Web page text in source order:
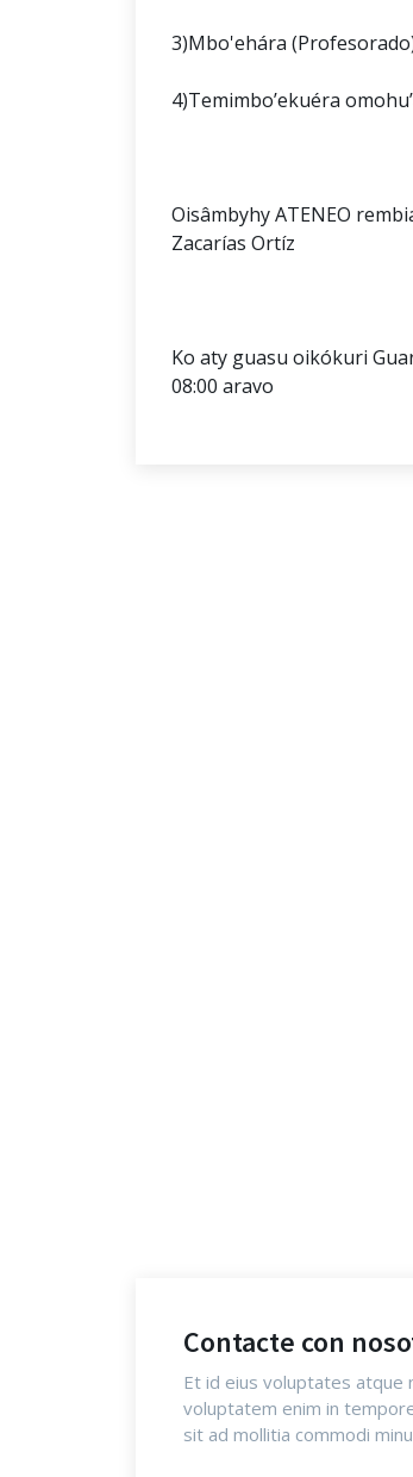
3)Mbo'ehára
4)Temimbo’ekuéra
Oisâmbyhy ATENEO
Zacarías Ortíz
Ko aty guasu oikókuri
08:00 aravo
Contacte con
Et id eius voluptates atque
voluptatem enim in
sit ad mollitia commodi